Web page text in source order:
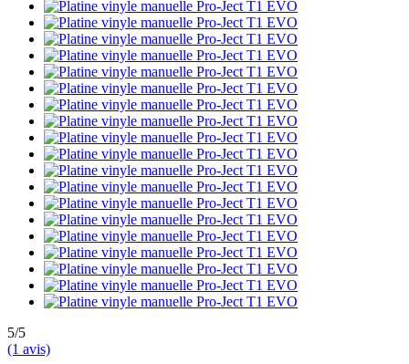
5/5
(1 avis)